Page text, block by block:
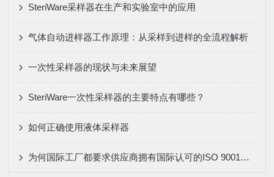
SteriWare采样器在生产和实验室中的应用
气体自动进样器工作原理：从采样到进样的全流程解析
一次性采样器的现状与未来展望
SteriWare一次性采样器的主要特点有哪些？
如何正确使用液体采样器
为何国际工厂都要求供应商拥有国际认可的ISO 9001证书